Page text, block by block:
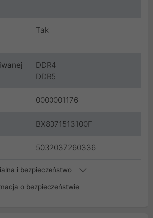
Tak
DDR4
DDR5
0000001176
BX8071513100F
5032037260336
i bezpieczeństwo
o bezpieczeństwie